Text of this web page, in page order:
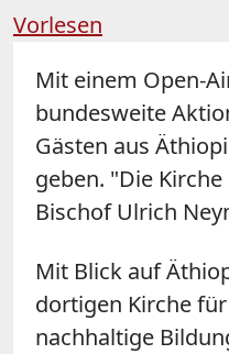
Vorlesen
Mit einem Open-
bundesweite
Gästen aus
geben. "Die
Bischof Ulrich
Mit Blick auf
dortigen Kirche
nachhaltige